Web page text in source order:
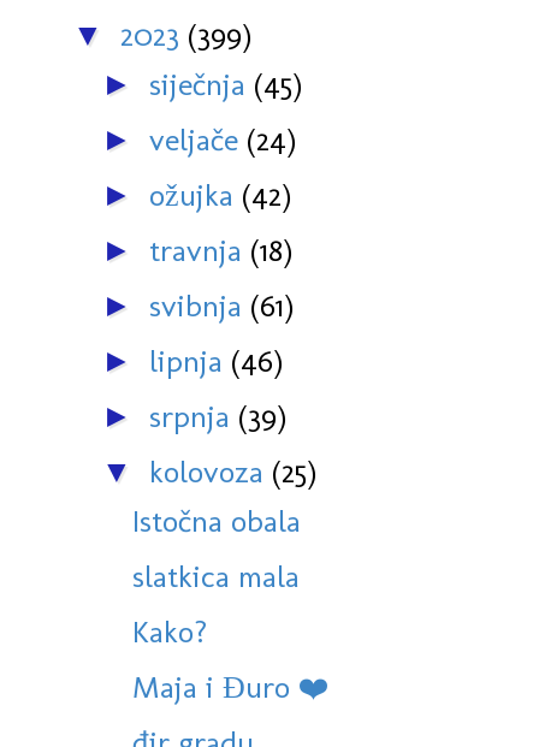
▼ 2023 (399)
► siječnja (45)
► veljače (24)
► ožujka (42)
► travnja (18)
► svibnja (61)
► lipnja (46)
► srpnja (39)
▼ kolovoza (25)
Istočna obala
slatkica mala
Kako?
Maja i Đuro ❤️